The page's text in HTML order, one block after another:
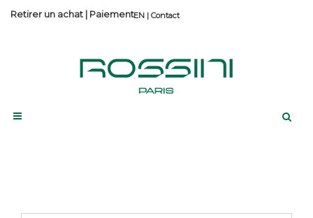
Contact
Retirer un achat | Paiement